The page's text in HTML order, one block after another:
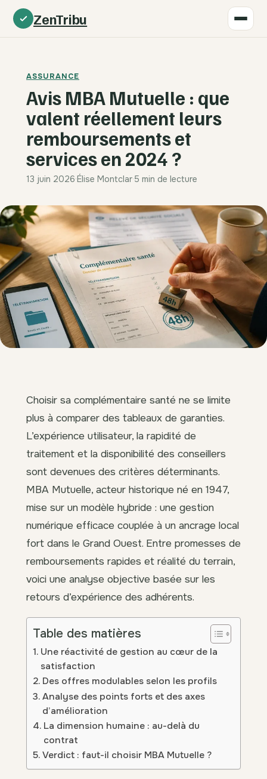
ZenTribu
ASSURANCE
Avis MBA Mutuelle : que
valent réellement leurs
remboursements et
services en 2024 ?
13 juin 2026·Élise Montclar·5 min de lecture
Choisir sa complémentaire santé ne se limite
plus à comparer des tableaux de garanties.
L’expérience utilisateur, la rapidité de
traitement et la disponibilité des conseillers
sont devenues des critères déterminants.
MBA Mutuelle, acteur historique né en 1947,
mise sur un modèle hybride : une gestion
numérique efficace couplée à un ancrage local
fort dans le Grand Ouest. Entre promesses de
remboursements rapides et réalité du terrain,
voici une analyse objective basée sur les
retours d’expérience des adhérents.
Table des matières
Une réactivité de gestion au cœur de la
satisfaction
Des offres modulables selon les profils
Analyse des points forts et des axes
d’amélioration
La dimension humaine : au-delà du
contrat
Verdict : faut-il choisir MBA Mutuelle ?